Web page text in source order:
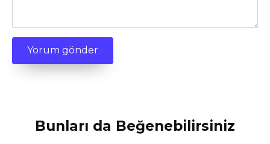
Bunları da Beğenebilirsiniz